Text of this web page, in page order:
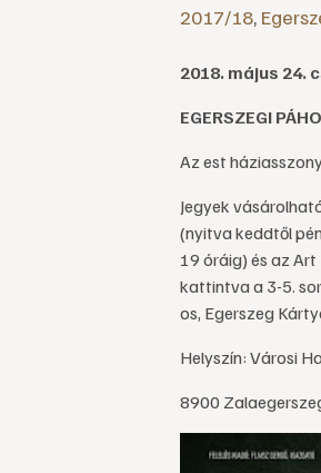
2017/18,
2018. május 24.
EGERSZEGI
Az est
Jegyek
(nyitva keddtől
19 óráig) és az
kattintva a 3-5.
os, Egerszeg
Helyszín: Városi
8900